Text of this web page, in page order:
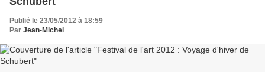
Publié le 23/05/2012 à 18:59
Par Jean-Michel